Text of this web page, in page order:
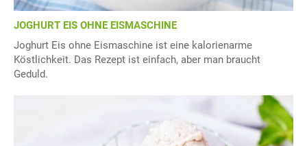
JOGHURT EIS OHNE EISMASCHINE
Joghurt Eis ohne Eismaschine ist eine kalorienarme
Köstlichkeit. Das Rezept ist einfach, aber man braucht
Geduld.